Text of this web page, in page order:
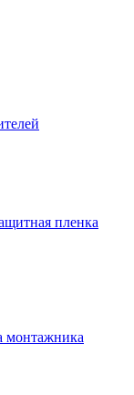
пленка
монтажника